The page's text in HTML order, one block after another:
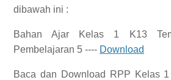
dibawah ini :
Bahan Ajar Kelas 1 K13
Pembelajaran 5 ---- Download
Baca dan Download
RPP Kelas